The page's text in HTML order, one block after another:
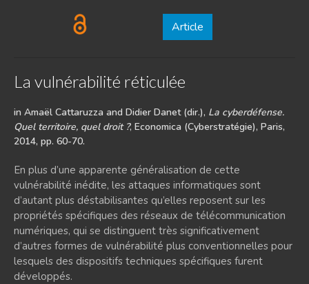
Article
La vulnérabilité réticulée
in Amaël Cattaruzza and Didier Danet (dir.), La cyberdéfense.
Quel territoire, quel droit ?, Economica (Cyberstratégie), Paris,
2014, pp. 60-70.
En plus d’une apparente généralisation de cette
vulnérabilité inédite, les attaques informatiques sont
d’autant plus déstabilisantes qu’elles reposent sur les
propriétés spécifiques des réseaux de télécommunication
numériques, qui se distinguent très significativement
d’autres formes de vulnérabilité plus conventionnelles pour
lesquels des dispositifs techniques spécifiques furent
développés.